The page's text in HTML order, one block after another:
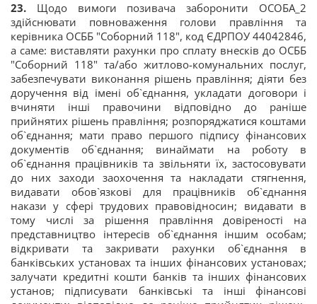
23. Щодо вимоги позивача заборонити ОСОБА_2
здійснювати повноваження голови правління та
керівника ОСББ "Соборний 118", код ЄДРПОУ 44042846,
а саме: виставляти рахунки про сплату внесків до ОСББ
"Соборний 118" та/або житлово-комунальних послуг,
забезпечувати виконання рішень правління; діяти без
доручення від імені об`єднання, укладати договори і
вчиняти інші правочини відповідно до раніше
прийнятих рішень правління; розпоряджатися коштами
об`єднання; мати право першого підпису фінансових
документів об`єднання; винаймати на роботу в
об`єднання працівників та звільняти їх, застосовувати
до них заходи заохочення та накладати стягнення,
видавати обов`язкові для працівників об`єднання
накази у сфері трудових правовідносин; видавати в
тому числі за рішення правління довіреності на
представництво інтересів об`єднання іншим особам;
відкривати та закривати рахунки об`єднання в
банківських установах та інших фінансових установах;
залучати кредитні кошти банків та інших фінансових
установ; підписувати банківські та інші фінансові